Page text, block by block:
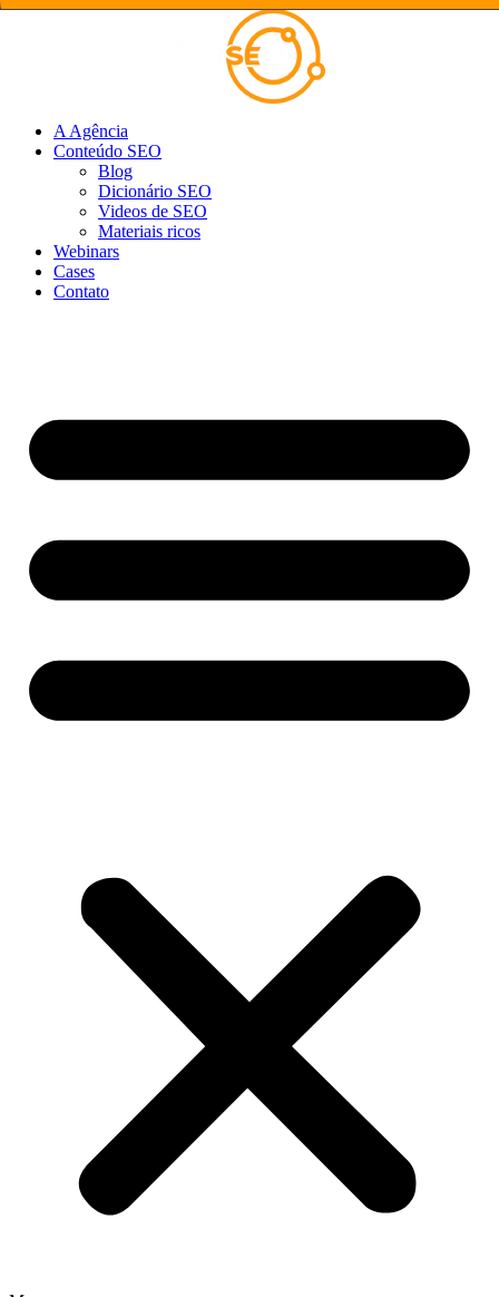
A Agência
Conteúdo SEO
Blog
Dicionário SEO
Videos de SEO
Materiais ricos
Webinars
Cases
Contato